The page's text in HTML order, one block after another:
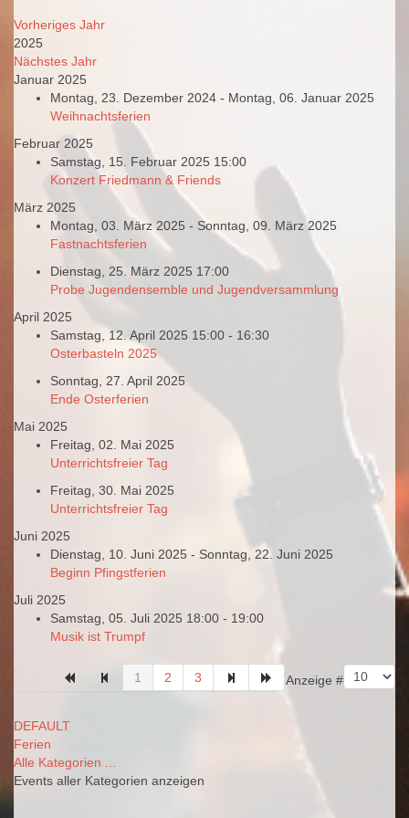
Vorheriges Jahr
2025
Nächstes Jahr
Januar 2025
Montag, 23. Dezember 2024 - Montag, 06. Januar 2025
Weihnachtsferien
Februar 2025
Samstag, 15. Februar 2025 15:00
Konzert Friedmann & Friends
März 2025
Montag, 03. März 2025 - Sonntag, 09. März 2025
Fastnachtsferien
Dienstag, 25. März 2025 17:00
Probe Jugendensemble und Jugendversammlung
April 2025
Samstag, 12. April 2025 15:00 - 16:30
Osterbasteln 2025
Sonntag, 27. April 2025
Ende Osterferien
Mai 2025
Freitag, 02. Mai 2025
Unterrichtsfreier Tag
Freitag, 30. Mai 2025
Unterrichtsfreier Tag
Juni 2025
Dienstag, 10. Juni 2025 - Sonntag, 22. Juni 2025
Beginn Pfingstferien
Juli 2025
Samstag, 05. Juli 2025 18:00 - 19:00
Musik ist Trumpf
Limite der Paginierungsliste
Anzeige #
1 2 3
DEFAULT
Ferien
Alle Kategorien ...
Events aller Kategorien anzeigen